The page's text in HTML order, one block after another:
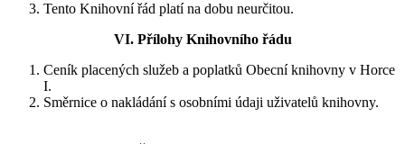
Tento Knihovní řád platí na dobu neurčitou.
VI. Přílohy Knihovního řádu
Ceník placených služeb a poplatků Obecní knihovny v Horce
I.
Směrnice o nakládání s osobními údaji uživatelů knihovny.